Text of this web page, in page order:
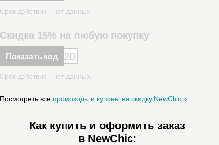
Срок действия - нет данных.
Скидка 15% на любую покупку
Показать код 20
Срок действия - нет данных.
Посмотреть все промокоды и купоны на скидку NewСhic »
Как купить и оформить заказ
в NewСhic: